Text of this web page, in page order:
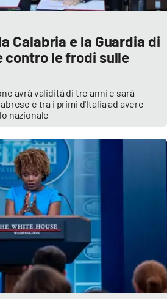
Calabria e la Guardia di
contro le frodi sulle
avrà validità di tre anni e sarà
è tra i primi d'Italia ad avere
nazionale